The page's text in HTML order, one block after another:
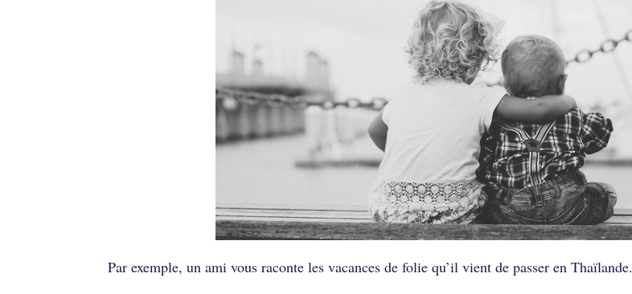
Par exemple, un ami vous raconte les vacances de folie qu’il vient de passer en Thaïlande.